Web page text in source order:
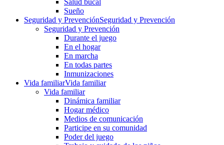
Salud bucal
Sueño
Seguridad y PrevenciónSeguridad y Prevención
Seguridad y Prevención
Durante el juego
En el hogar
En marcha
En todas partes
Inmunizaciones
Vida familiarVida familiar
Vida familiar
Dinámica familiar
Hogar médico
Medios de comunicación
Participe en su comunidad
Poder del juego